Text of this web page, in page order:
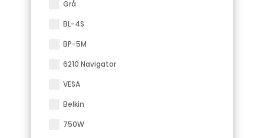
Grå
BL-4S
BP-5M
6210 Navigator
VESA
Belkin
750W